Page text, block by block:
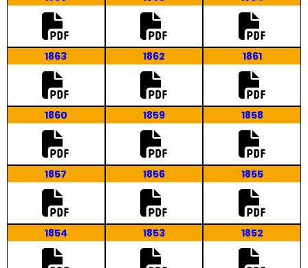
1863 1862 1861
1860 1859 1858
1857 1856 1855
1854 1853 1852